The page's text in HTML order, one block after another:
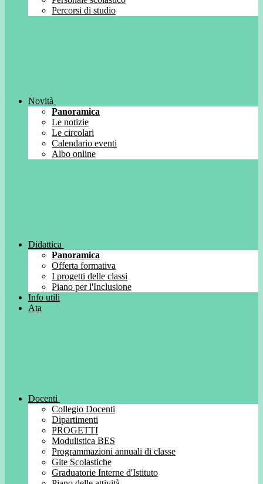
Percorsi di studio
Novità
Panoramica
Le notizie
Le circolari
Calendario eventi
Albo online
Didattica
Panoramica
Offerta formativa
I progetti delle classi
Piano per l'Inclusione
Info utili
Ata
Docenti
Collegio Docenti
Dipartimenti
PROGETTI
Modulistica BES
Programmazioni annuali di classe
Gite Scolastiche
Graduatorie Interne d'Istituto